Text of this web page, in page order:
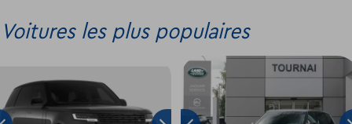
Voitures les plus populaires